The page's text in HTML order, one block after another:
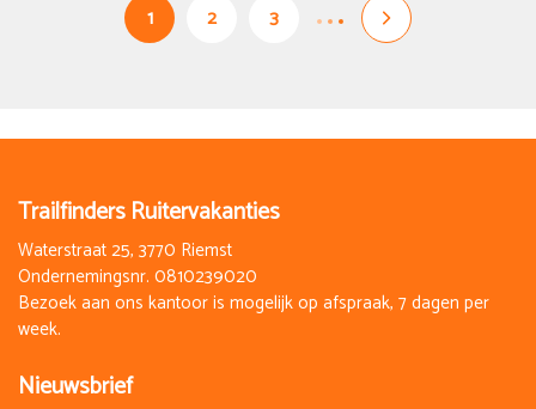
1 2 3
Trailfinders Ruitervakanties
Waterstraat 25, 3770 Riemst
Ondernemingsnr. 0810239020
Bezoek aan ons kantoor is mogelijk op afspraak, 7 dagen per
week.
Nieuwsbrief